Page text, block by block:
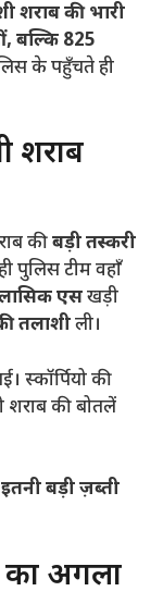
शराब की भारी
बल्कि 825
के पहुँचते ही
शराब
कीबड़ी तस्करी
पुलिस टीम वहाँ
एसखड़ी
तलाशीली।
स्कॉर्पियो की
शराब की बोतलें
बड़ी ज़ब्ती
अगला